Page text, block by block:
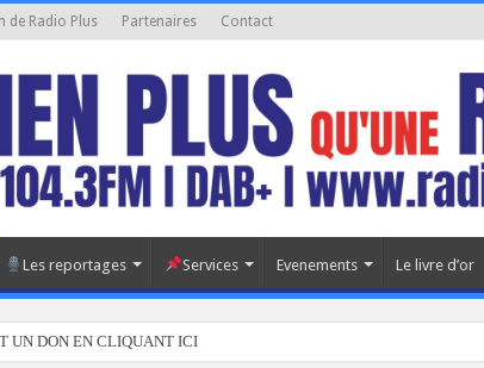
de Radio Plus Partenaires Contact
Les reportages Services Evenements Le livre d’or
UN DON EN CLIQUANT ICI